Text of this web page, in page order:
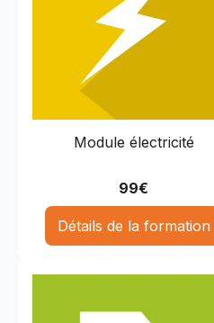
Module électricité
99€
Détails de la formation